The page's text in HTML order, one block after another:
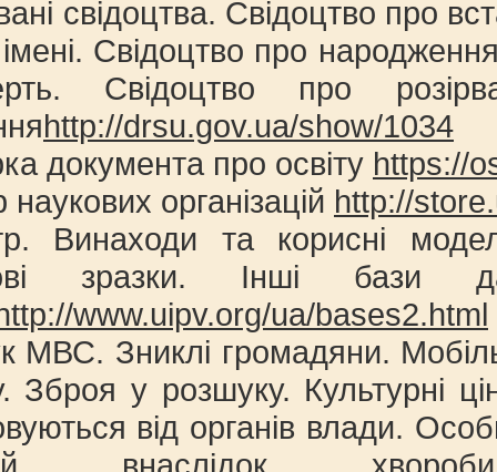
свідоцтва. Свідоцтво про
Свідоцтво про
Свідоцтво про
http://drsu.gov.ua/show/1034
документа про освіту https://
організацій http://
Винаходи та корисні
зразки. Інші бази
www.uipv.org/ua/bases2.html
МВС. Зниклі громадяни.
Зброя у розшуку. Культурні
від органів влади.